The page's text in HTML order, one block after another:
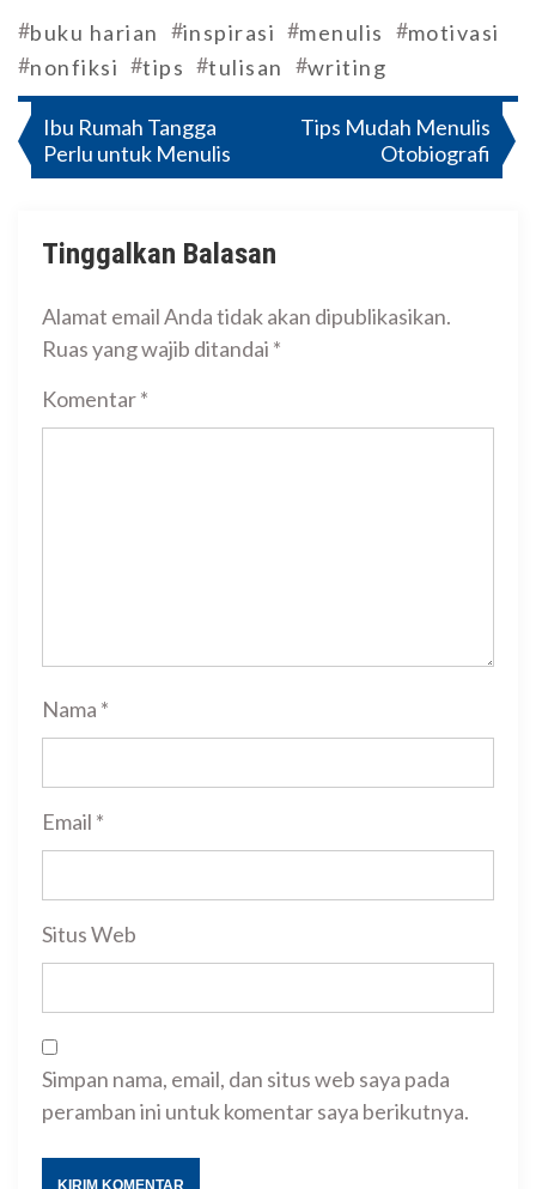
#buku harian #inspirasi #menulis #motivasi
#nonfiksi #tips #tulisan #writing
Navigasi
pos
Ibu Rumah Tangga
Perlu untuk Menulis
Tips Mudah Menulis
Otobiografi
Tinggalkan Balasan
Alamat email Anda tidak akan dipublikasikan.
Ruas yang wajib ditandai *
Komentar*
Nama *
Email *
Situs Web
Simpan nama, email, dan situs web saya pada
peramban ini untuk komentar saya berikutnya.